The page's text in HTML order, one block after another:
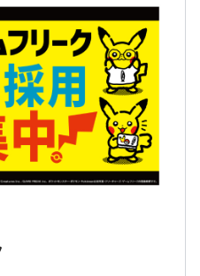
『ヨッシーのたまご』
赤・緑』『ポケットモン
ー 金・銀』
ルビー・サファイア』
ダイヤモンド・パール』
ブラック・ホワイト』
X・Y』、『ソリティ馬』
ンクエスト』
あり※研修期間終了後）
。
】
職者数
数0人
数0人
数0人
女別人数